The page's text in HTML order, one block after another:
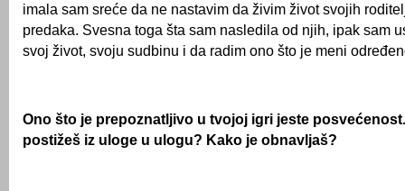
imala sam sreće da ne nastavim da živim život svojih
predaka. Svesna toga šta sam nasledila od njih, ipak sam
svoj život, svoju sudbinu i da radim ono što je meni
Ono što je prepoznatljivo u tvojoj igri jeste
postižeš iz uloge u ulogu? Kako je obnavljaš?